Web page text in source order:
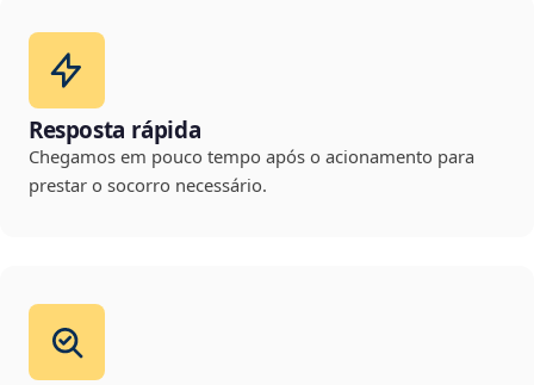
Resposta rápida
Chegamos em pouco tempo após o acionamento para
prestar o socorro necessário.